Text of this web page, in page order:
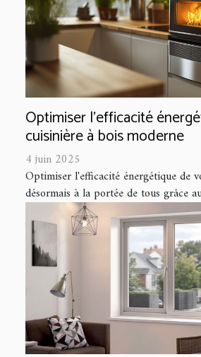
Optimiser l'efficacité
cuisinière à bois moderne
4 juin 2025
Optimiser l'efficacité énergétique de
désormais à la portée de tous grâce